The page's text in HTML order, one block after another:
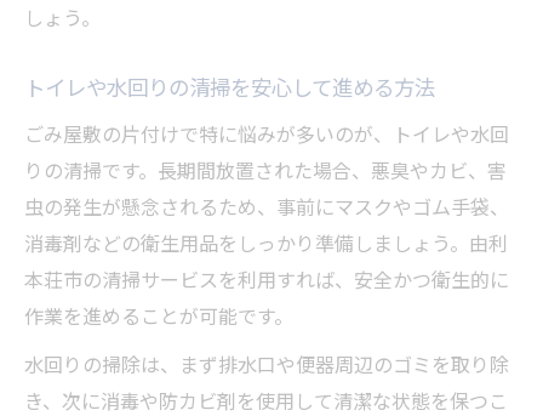
しょう。
トイレや水回りの清掃を安心して進める方法
ごみ屋敷の片付けで特に悩みが多いのが、トイレや水回
りの清掃です。長期間放置された場合、悪臭やカビ、害
虫の発生が懸念されるため、事前にマスクやゴム手袋、
消毒剤などの衛生用品をしっかり準備しましょう。由利
本荘市の清掃サービスを利用すれば、安全かつ衛生的に
作業を進めることが可能です。
水回りの掃除は、まず排水口や便器周辺のゴミを取り除
き、次に消毒や防カビ剤を使用して清潔な状態を保つこ